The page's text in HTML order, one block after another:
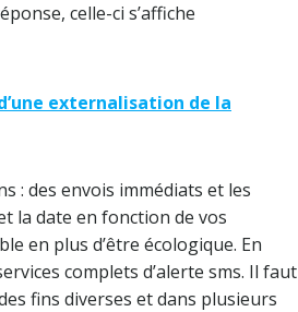
celle-ci s’affiche
externalisation de la
: des envois immédiats et les
la date en fonction de vos
en plus d’être écologique. En
complets d’alerte sms. Il faut
fins diverses et dans plusieurs